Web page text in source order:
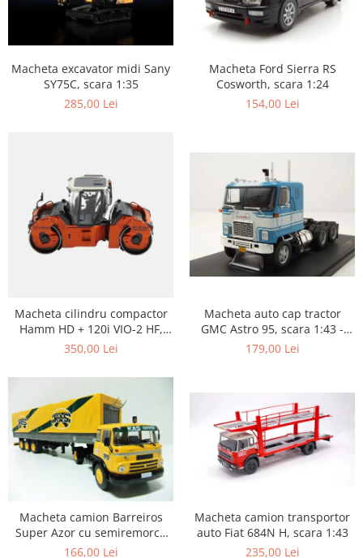
Macheta excavator midi Sany
SY75C, scara 1:35
285,00 Lei
Macheta Ford Sierra RS
Cosworth, scara 1:24
154,00 Lei
Macheta cilindru compactor
Hamm HD + 120i VIO-2 HF,
scara 1:50
350,00 Lei
Macheta auto cap tractor
GMC Astro 95, scara 1:43 -
Copie
179,00 Lei
Macheta camion Barreiros
Super Azor cu semiremorca
cu prelata, scara 1:43
166,00 Lei
Macheta camion transportor
auto Fiat 684N H, scara 1:43
235,00 Lei